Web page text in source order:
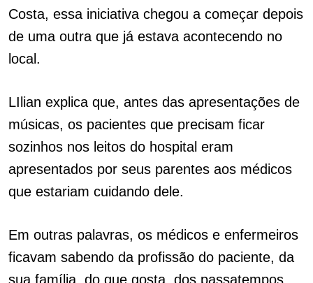
Costa, essa iniciativa chegou a começar depois
de uma outra que já estava acontecendo no
local.
LIlian explica que, antes das apresentações de
músicas, os pacientes que precisam ficar
sozinhos nos leitos do hospital eram
apresentados por seus parentes aos médicos
que estariam cuidando dele.
Em outras palavras, os médicos e enfermeiros
ficavam sabendo da profissão do paciente, da
sua família, do que gosta, dos passatempos